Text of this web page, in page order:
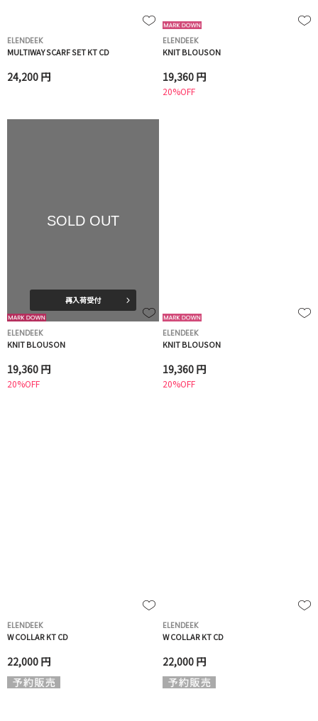
ELENDEEK
MULTIWAY SCARF SET KT CD
24,200 円
ELENDEEK
KNIT BLOUSON
19,360 円
20%OFF
SOLD OUT
再入荷受付
ELENDEEK
KNIT BLOUSON
19,360 円
20%OFF
ELENDEEK
KNIT BLOUSON
19,360 円
20%OFF
ELENDEEK
W COLLAR KT CD
22,000 円
ELENDEEK
W COLLAR KT CD
22,000 円